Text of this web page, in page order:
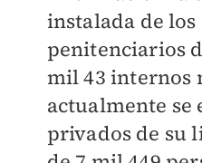
instalada de los
penitenciarios
mil 43 internos
actualmente se
privados de su